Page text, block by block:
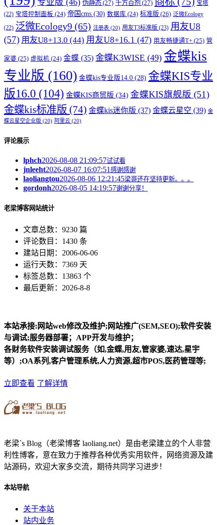
专业版 (46) 伪静态 (27) 千方百剂 (27)
宝塔
(22) 宝塔控制面板 (24) 帝国cms (30) 数据库 (24) 标准版 (26) 泛微Ecology
(22) 泛微Ecology9 (65) 注册表 (20) 用友T3标准版 (23) 用友U8
(57) 用友U8+13.0 (44) 用友U8+16.1 (47) 用友畅捷通T+ (25) 管
家婆 (25) 虚拟机 (24) 金蝶 (35) 金蝶K3WISE (49) 金蝶kis
专业版 (160) 金蝶kis专业版14.0 (28) 金蝶KIS专业
版16.0 (104) 金蝶KIS商贸版 (34) 金蝶KIS旗舰版 (51)
金蝶kis标准版 (74) 金蝶kis迷你版 (37) 金蝶云星空 (39) 金
蝶云星空企业版 (20) 阿里云 (20)
评论展示
lphch2026-08-08 21:09:57试试看
jnleeht2026-08-07 16:07:51 感谢感谢
laoliangtou2026-08-06 12:21:45梁哥还在坚持更新。。。
gordonh2026-08-05 14:19:57谢谢分享！
老梁博客网站统计
文章总数：9230 篇
评论数目：1430 条
建站日期：2006-06-06
运行天数：7369 天
标签总数：13863 个
最后更新：2026-8-8
本站承接:网站web修改及维护;网站推广(SEM,SEO);软件安装
与调试;服务器部署；APP开发与维护；
各财务软件安装调试服务（如,金蝶,用友,管家婆,速达,星宇
等）;OA系列,客户管理系统,人力资源,超市POS,医药管理等;
立即查看 了解详情
老梁`s Blog（老梁博客 laoliang.net）是由老梁建立的个人非营
利性博客，意在致力于推荐各种优秀实用软件，网络资源及建
站源码，欢迎大家多交流，期待共同学习进步！
本站导航
关于本站
站内业务